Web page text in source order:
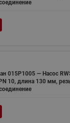
015P1005 — Насос
10, длина 130 мм,